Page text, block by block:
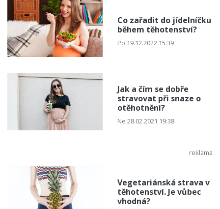
Co zařadit do jídelníčku
během těhotenství?
Po 19.12.2022 15:39
Jak a čím se dobře
stravovat při snaze o
otěhotnění?
Ne 28.02.2021 19:38
Vegetariánská strava v
těhotenství. Je vůbec
vhodná?